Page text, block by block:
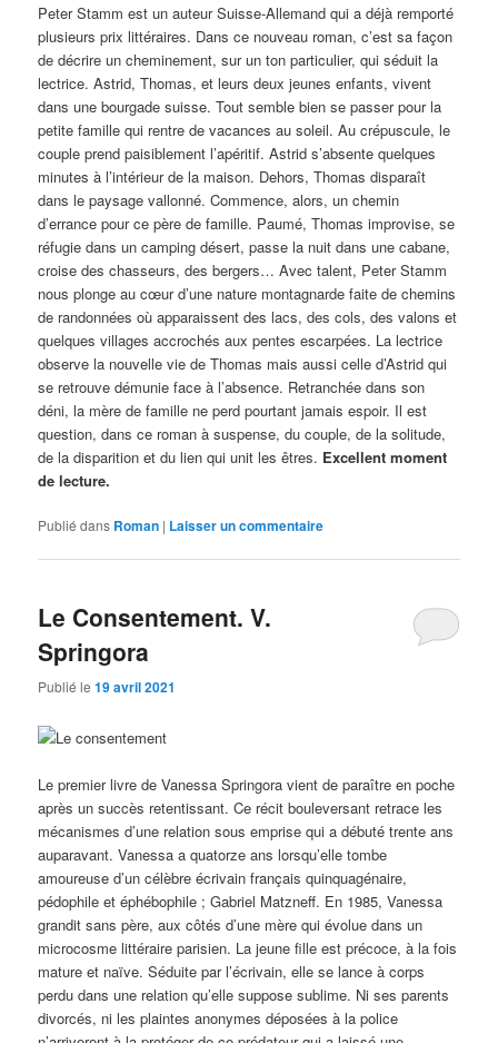
Peter Stamm est un auteur Suisse-Allemand qui a déjà remporté
plusieurs prix littéraires. Dans ce nouveau roman, c’est sa façon
de décrire un cheminement, sur un ton particulier, qui séduit la
lectrice. Astrid, Thomas, et leurs deux jeunes enfants, vivent
dans une bourgade suisse. Tout semble bien se passer pour la
petite famille qui rentre de vacances au soleil. Au crépuscule, le
couple prend paisiblement l’apéritif. Astrid s’absente quelques
minutes à l’intérieur de la maison. Dehors, Thomas disparaît
dans le paysage vallonné. Commence, alors, un chemin
d’errance pour ce père de famille. Paumé, Thomas improvise, se
réfugie dans un camping désert, passe la nuit dans une cabane,
croise des chasseurs, des bergers… Avec talent, Peter Stamm
nous plonge au cœur d’une nature montagnarde faite de chemins
de randonnées où apparaissent des lacs, des cols, des valons et
quelques villages accrochés aux pentes escarpées. La lectrice
observe la nouvelle vie de Thomas mais aussi celle d’Astrid qui
se retrouve démunie face à l’absence. Retranchée dans son
déni, la mère de famille ne perd pourtant jamais espoir. Il est
question, dans ce roman à suspense, du couple, de la solitude,
de la disparition et du lien qui unit les êtres. Excellent moment
de lecture.
Publié dans Roman | Laisser un commentaire
Le Consentement. V.
Springora
Publié le19 avril 2021
Le premier livre de Vanessa Springora vient de paraître en poche
après un succès retentissant. Ce récit bouleversant retrace les
mécanismes d’une relation sous emprise qui a débuté trente ans
auparavant. Vanessa a quatorze ans lorsqu’elle tombe
amoureuse d’un célèbre écrivain français quinquagénaire,
pédophile et éphébophile ; Gabriel Matzneff. En 1985, Vanessa
grandit sans père, aux côtés d’une mère qui évolue dans un
microcosme littéraire parisien. La jeune fille est précoce, à la fois
mature et naïve. Séduite par l’écrivain, elle se lance à corps
perdu dans une relation qu’elle suppose sublime. Ni ses parents
divorcés, ni les plaintes anonymes déposées à la police